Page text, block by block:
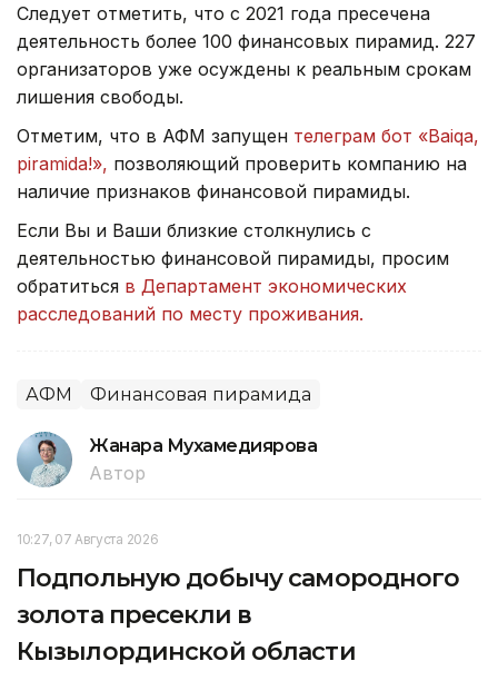
Следует отметить, что с 2021 года пресечена
деятельность более 100 финансовых пирамид. 227
организаторов уже осуждены к реальным срокам
лишения свободы.
Отметим, что в АФМ запущен телеграм бот «Baiqa,
piramida!», позволяющий проверить компанию на
наличие признаков финансовой пирамиды.
Если Вы и Ваши близкие столкнулись с
деятельностью финансовой пирамиды, просим
обратиться в Департамент экономических
расследований по месту проживания.
АФМ Финансовая пирамида
Жанара Мухамедиярова
Автор
10:27, 07 Августа 2026
Подпольную добычу самородного
золота пресекли в
Кызылординской области